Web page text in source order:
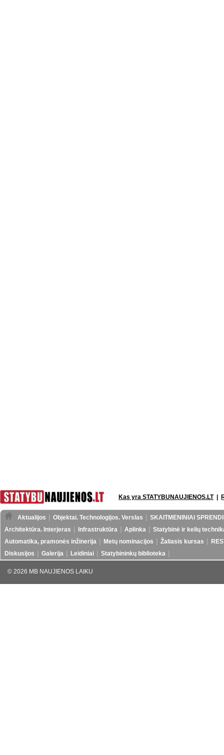
Kas yra STATYBUNAUJIENOS.LT|
Aktualijos Objektai. Technologijos. Verslas
SKAITMENINIAI
Architektūra. Interjeras
Infrastruktūra Aplinka
Statybinė ir kelių
Automatika, pramonės inžinerija
Metų nominacijos Žaliasis kursas
Diskusijos
Galerija Leidiniai Statybininkų biblioteka
© 2026 MB NAUJIENOS LAIKU